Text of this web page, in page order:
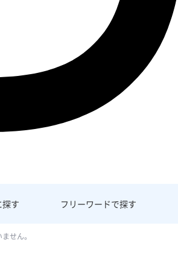
探す フリーワードで探す
せん。